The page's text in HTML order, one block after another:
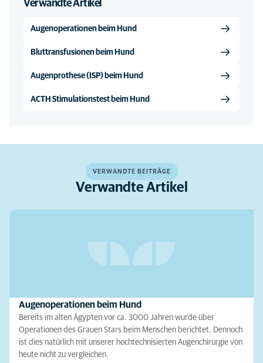
Verwandte Artikel
Augenoperationen beim Hund
Bluttransfusionen beim Hund
Augenprothese (ISP) beim Hund
ACTH Stimulationstest beim Hund
VERWANDTE BEITRÄGE
Verwandte Artikel
Augenoperationen beim Hund
Bereits im alten Ägypten vor ca. 3000 Jahren wurde über
Operationen des Grauen Stars beim Menschen berichtet. Dennoch
ist dies natürlich mit unserer hochtechnisierten Augenchirurgie von
heute nicht zu vergleichen.